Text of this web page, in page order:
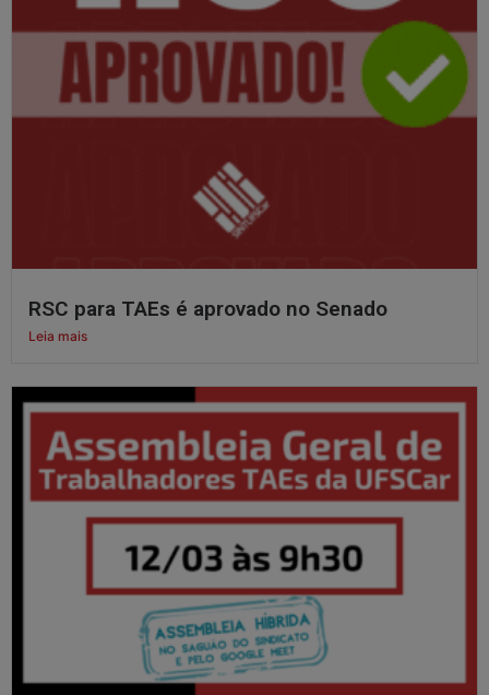
RSC para TAEs é aprovado no Senado
Leia mais